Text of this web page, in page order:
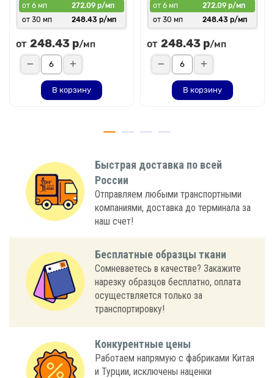
от 6 мп
272.09 р/мп
от 30 мп
248.43 р/мп
от 248.43 р/мп
В корзину
от 6 мп
272.09 р/мп
от 30 мп
248.43 р/мп
от 248.43 р/мп
В корзину
Быстрая доставка по всей
России
Отправляем любыми транспортными
компаниями, доставка до терминала за
наш счет!
Бесплатные образцы ткани
Сомневаетесь в качестве? Закажите
нарезку образцов бесплатно, оплата
осуществляется только за
транспортировку!
Конкурентные цены
Работаем напрямую с фабриками Китая
и Турции, исключены наценки